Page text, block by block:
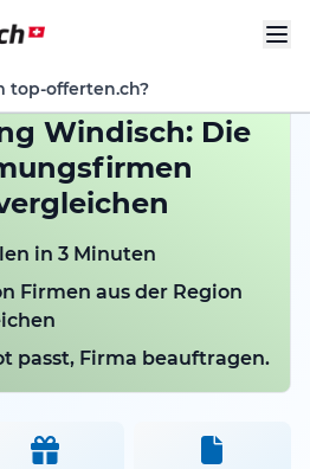
top-offerten.ch?
Windisch: Die
in 3 Minuten
Firmen aus der Region
passt, Firma beauftragen.